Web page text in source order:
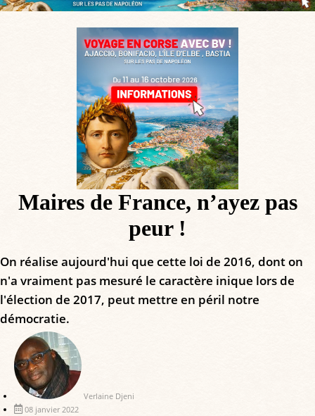
Maires de France, n’ayez pas
peur !
On réalise aujourd'hui que cette loi de 2016, dont on
n'a vraiment pas mesuré le caractère inique lors de
l'élection de 2017, peut mettre en péril notre
démocratie.
Verlaine Djeni
08 janvier 2022